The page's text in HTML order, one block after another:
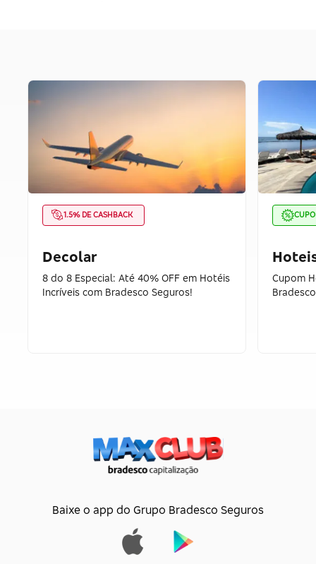
1.5% DE CASHBACK
Decolar
8 do 8 Especial: Até 40% OFF em Hotéis
Incríveis com Bradesco Seguros!
Cupom
Baixe o app do Grupo Bradesco Seguros